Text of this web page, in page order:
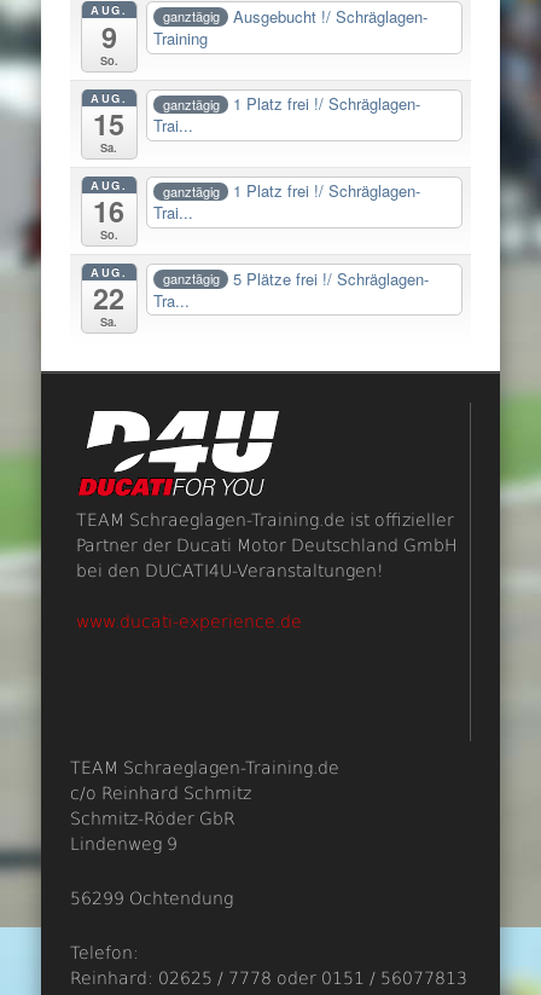
AUG.
9
So.
ganztägig
Ausgebucht !/ Schräglagen-
Training
AUG.
15
Sa.
ganztägig
1 Platz frei !/ Schräglagen-
Trai...
AUG.
16
So.
ganztägig
1 Platz frei !/ Schräglagen-
Trai...
AUG.
22
Sa.
ganztägig
5 Plätze frei !/ Schräglagen-
Tra...
TEAM Schraeglagen-Training.de ist offizieller
Partner der Ducati Motor Deutschland GmbH
bei den DUCATI4U-Veranstaltungen!
www.ducati-experience.de
TEAM Schraeglagen-Training.de
c/o Reinhard Schmitz
Schmitz-Röder GbR
Lindenweg 9
56299 Ochtendung
Telefon:
Reinhard: 02625 / 7778 oder 0151 / 56077813